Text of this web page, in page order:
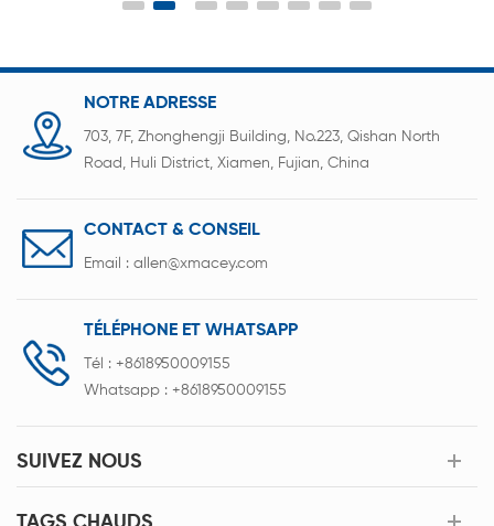
NOTRE ADRESSE
703, 7F, Zhonghengji Building, No.223, Qishan North
Road, Huli District, Xiamen, Fujian, China
CONTACT & CONSEIL
Email : allen@xmacey.com
TÉLÉPHONE ET WHATSAPP
Tél : +8618950009155
Whatsapp : +8618950009155
SUIVEZ NOUS